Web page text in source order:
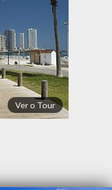
Ver o Tour